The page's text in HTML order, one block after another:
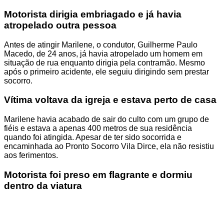
Motorista dirigia embriagado e já havia
atropelado outra pessoa
Antes de atingir Marilene, o condutor, Guilherme Paulo
Macedo, de 24 anos, já havia atropelado um homem em
situação de rua enquanto dirigia pela contramão. Mesmo
após o primeiro acidente, ele seguiu dirigindo sem prestar
socorro.
Vítima voltava da igreja e estava perto de casa
Marilene havia acabado de sair do culto com um grupo de
fiéis e estava a apenas 400 metros de sua residência
quando foi atingida. Apesar de ter sido socorrida e
encaminhada ao Pronto Socorro Vila Dirce, ela não resistiu
aos ferimentos.
Motorista foi preso em flagrante e dormiu
dentro da viatura